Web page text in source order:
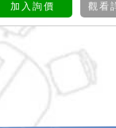
觀看
加入詢價